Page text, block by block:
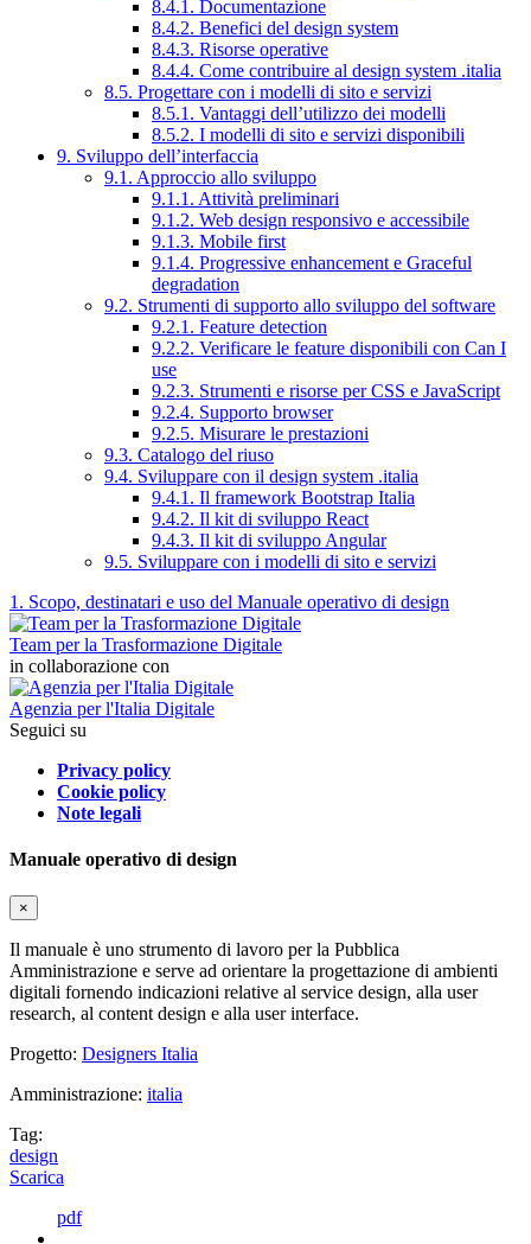
8.4.1. Documentazione
8.4.2. Benefici del design system
8.4.3. Risorse operative
8.4.4. Come contribuire al design system .italia
8.5. Progettare con i modelli di sito e servizi
8.5.1. Vantaggi dell’utilizzo dei modelli
8.5.2. I modelli di sito e servizi disponibili
9. Sviluppo dell’interfaccia
9.1. Approccio allo sviluppo
9.1.1. Attività preliminari
9.1.2. Web design responsivo e accessibile
9.1.3. Mobile first
9.1.4. Progressive enhancement e Graceful
degradation
9.2. Strumenti di supporto allo sviluppo del software
9.2.1. Feature detection
9.2.2. Verificare le feature disponibili con Can I
use
9.2.3. Strumenti e risorse per CSS e JavaScript
9.2.4. Supporto browser
9.2.5. Misurare le prestazioni
9.3. Catalogo del riuso
9.4. Sviluppare con il design system .italia
9.4.1. Il framework Bootstrap Italia
9.4.2. Il kit di sviluppo React
9.4.3. Il kit di sviluppo Angular
9.5. Sviluppare con i modelli di sito e servizi
1. Scopo, destinatari e uso del Manuale operativo di design
Team per la Trasformazione Digitale
in collaborazione con
Agenzia per l'Italia Digitale
Seguici su
Privacy policy
Cookie policy
Note legali
Manuale operativo di design
×
Il manuale è uno strumento di lavoro per la Pubblica
Amministrazione e serve ad orientare la progettazione di ambienti
digitali fornendo indicazioni relative al service design, alla user
research, al content design e alla user interface.
Progetto: Designers Italia
Amministrazione: italia
Tag:
design
Scarica
pdf